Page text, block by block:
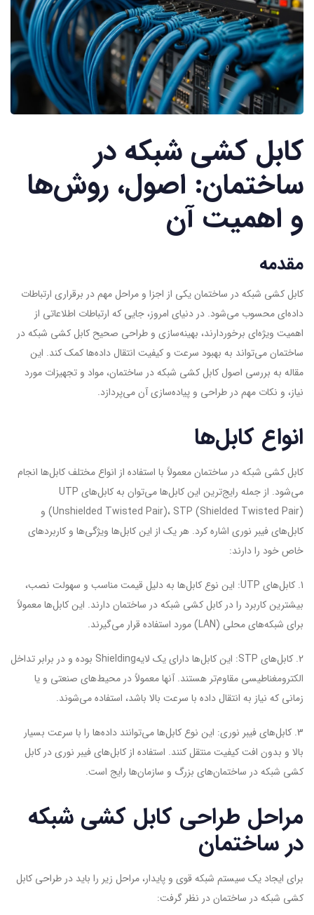
کابل کشی شبکه در
ساختمان: اصول، روش‌ها
و اهمیت آن
مقدمه
کابل کشی شبکه در ساختمان یکی از اجزا و مراحل مهم در برقراری ارتباطات
داده‌ای محسوب می‌شود. در دنیای امروز، جایی که ارتباطات اطلاعاتی از
اهمیت ویژه‌ای برخوردارند، بهینه‌سازی و طراحی صحیح کابل کشی شبکه در
ساختمان می‌تواند به بهبود سرعت و کیفیت انتقال داده‌ها کمک کند. این
مقاله به بررسی اصول کابل کشی شبکه در ساختمان، مواد و تجهیزات مورد
نیاز، و نکات مهم در طراحی و پیاده‌سازی آن می‌پردازد.
انواع کابل‌ها
کابل کشی شبکه در ساختمان معمولاً با استفاده از انواع مختلف کابل‌ها انجام
می‌شود. از جمله رایج‌ترین این کابل‌ها می‌توان به کابل‌های UTP
(Unshielded Twisted Pair)، STP (Shielded Twisted Pair) و
کابل‌های فیبر نوری اشاره کرد. هر یک از این کابل‌ها ویژگی‌ها و کاربردهای
خاص خود را دارند:
1. کابل‌های UTP: این نوع کابل‌ها به دلیل قیمت مناسب و سهولت نصب،
بیشترین کاربرد را در کابل کشی شبکه در ساختمان دارند. این کابل‌ها معمولاً
برای شبکه‌های محلی (LAN) مورد استفاده قرار می‌گیرند.
2. کابل‌های STP: این کابل‌ها دارای یک لایهShielding بوده و در برابر تداخل
الکترومغناطیسی مقاوم‌تر هستند. آنها معمولاً در محیط‌های صنعتی و یا
زمانی که نیاز به انتقال داده با سرعت بالا باشد، استفاده می‌شوند.
3. کابل‌های فیبر نوری: این نوع کابل‌ها می‌توانند داده‌ها را با سرعت بسیار
بالا و بدون افت کیفیت منتقل کنند. استفاده از کابل‌های فیبر نوری در کابل
کشی شبکه در ساختمان‌های بزرگ و سازمان‌ها رایج است.
مراحل طراحی کابل کشی شبکه
در ساختمان
برای ایجاد یک سیستم شبکه قوی و پایدار، مراحل زیر را باید در طراحی کابل
کشی شبکه در ساختمان در نظر گرفت: